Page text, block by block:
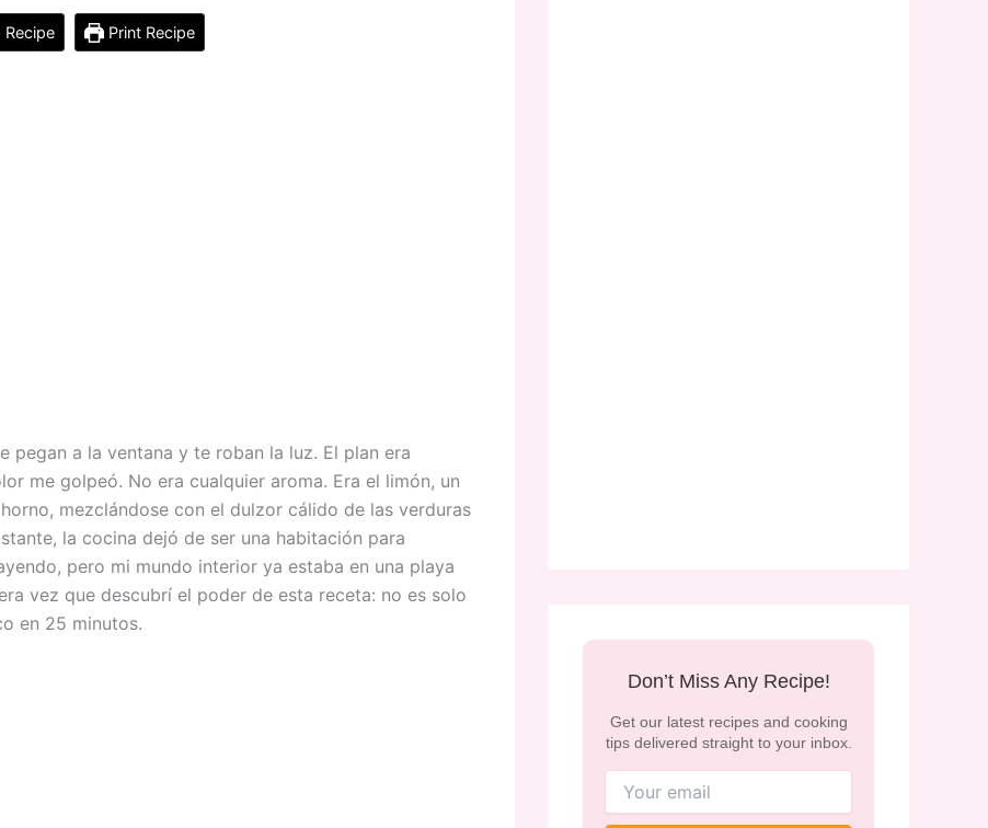
Print Recipe
pegan a la ventana y te roban la luz. El plan era
me golpeó. No era cualquier aroma. Era el limón, un
mezclándose con el dulzor cálido de las verduras
la cocina dejó de ser una habitación para
pero mi mundo interior ya estaba en una playa
vez que descubrí el poder de esta receta: no es solo
en 25 minutos.
Don’t Miss Any Recipe!
Get our latest recipes and cooking
tips delivered straight to your inbox.